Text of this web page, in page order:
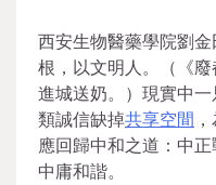
西安生物醫藥學院劉
根，以文明人。（《
進城送奶。）現實中
類誠信缺掉共享空間
應回歸中和之道：中
中庸和諧。